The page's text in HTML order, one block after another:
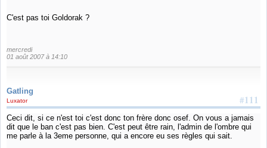
C'est pas toi Goldorak ?
mercredi
01 août 2007 à 14:10
Gatling
#111
Luxator
Ceci dit, si ce n'est toi c'est donc ton frère donc osef. On vous a jamais
dit que le ban c'est pas bien. C'est peut être rain, l'admin de l'ombre qui
me parle à la 3eme personne, qui a encore eu ses règles qui sait.